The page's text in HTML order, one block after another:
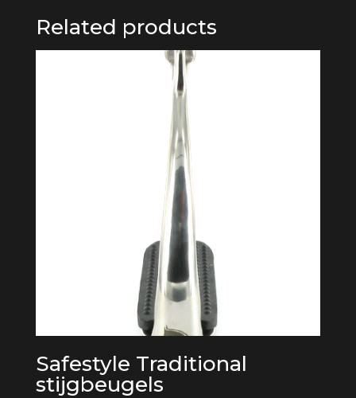
Related products
Safestyle Traditional
stijgbeugels